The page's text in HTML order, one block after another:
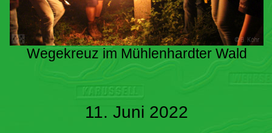
Wegekreuz im Mühlenhardter Wald
11. Juni 2022